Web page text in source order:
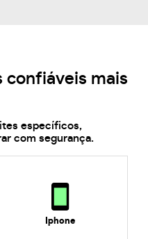
confiáveis mais
específicos,
com segurança.
Iphone